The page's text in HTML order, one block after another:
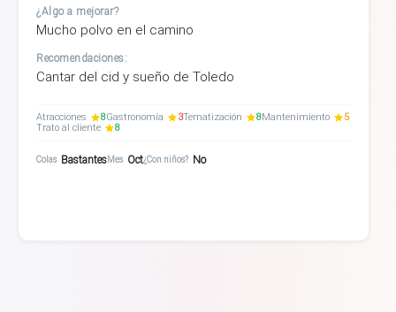
¿Algo a mejorar?
Mucho polvo en el camino
Recomendaciones:
Cantar del cid y sueño de Toledo
Atracciones 8Gastronomía 3Tematización 8Mantenimiento
5
Trato al cliente
8
Colas BastantesMes Oct¿Con niños? No